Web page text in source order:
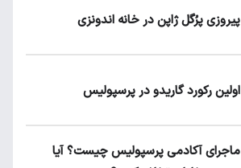
پیروزی پرُگل ژاپن در خانه اندونزی
اولین رکورد گاریدو در پرسپولیس
ماجرای آکادمی پرسپولیس چیست؟ آیا